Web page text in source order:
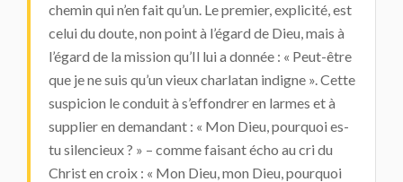
chemin qui n’en fait qu’un. Le premier, explicité, est
celui du doute, non point à l’égard de Dieu, mais à
l’égard de la mission qu’Il lui a donnée : « Peut-être
que je ne suis qu’un vieux charlatan indigne ». Cette
suspicion le conduit à s’effondrer en larmes et à
supplier en demandant : « Mon Dieu, pourquoi es-
tu silencieux ? » – comme faisant écho au cri du
Christ en croix : « Mon Dieu, mon Dieu, pourquoi